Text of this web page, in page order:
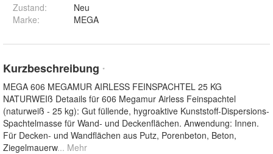
Zustand:
Neu
Marke:
MEGA
Kurzbeschreibung *
MEGA 606 MEGAMUR AIRLESS FEINSPACHTEL 25 KG
NATURWEIß Detaails für 606 Megamur Airless Feinspachtel
(naturweiß - 25 kg): Gut füllende, hygroaktive Kunststoff-Dispersions-
Spachtelmasse für Wand- und Deckenflächen. Anwendung: Innen.
Für Decken- und Wandflächen aus Putz, Porenbeton, Beton,
Ziegelmauerw... Mehr